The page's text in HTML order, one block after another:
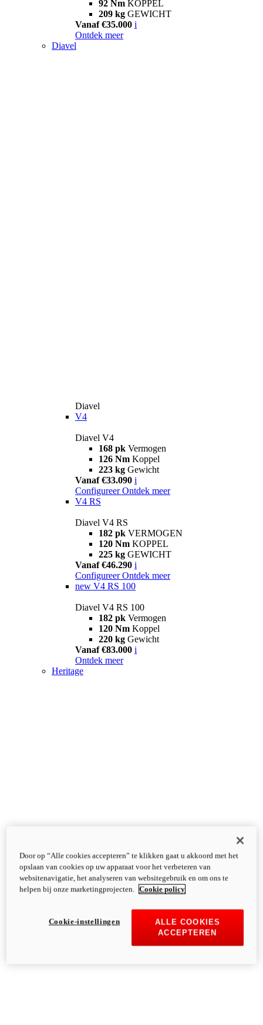
92 Nm KOPPEL
209 kg GEWICHT
Vanaf €35.000 i
Ontdek meer
Diavel
Diavel
V4
Diavel V4
168 pk Vermogen
126 Nm Koppel
223 kg Gewicht
Vanaf €33.090 i
Configureer Ontdek meer
V4 RS
Diavel V4 RS
182 pk VERMOGEN
120 Nm KOPPEL
225 kg GEWICHT
Vanaf €46.290 i
Configureer Ontdek meer
new V4 RS 100
Diavel V4 RS 100
182 pk Vermogen
120 Nm Koppel
220 kg Gewicht
Vanaf €83.000 i
Ontdek meer
Heritage
Door op “Alle cookies accepteren” te klikken gaat u akkoord met het
opslaan van cookies op uw apparaat voor het verbeteren van
websitenavigatie, het analyseren van websitegebruik en om ons te
helpen bij onze marketingprojecten.
Cookie policy
ALLE COOKIES
ACCEPTEREN
Cookie-instellingen